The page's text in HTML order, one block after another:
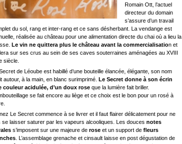
Romain Ott, l’actuel
directeur du domain
s’assure d’un travail
du sol, rang et inter-rang et ce sans désherbant. La vendange est
réalisée au château pour une alimentation directe du chai où a lieu la
Le vin ne quittera plus le château avant la commercialisation et
sur ses crus au sein de ses caves souterraines aménagées au XVIII
siècle.
de Léoube est habillé d’une bouteille élancée, élégante, son nom
autour, à la main, en blanc surimprimé. Le Secret donne à son écrin
couleur acidulée, d’un doux roseque la lumière fait briller.
se fait encore au liège et ce choix est le bon pour un rosé à
Le Secret commence à se livrer et il faut flairer délicatement pour ne
se laisser saturer par les vapeurs alcooliques. Les douces notes
s’imposent sur une majeure de roseet un support de fleurs
. L’assemblage grenache et cinsault laisse en post dégustation de